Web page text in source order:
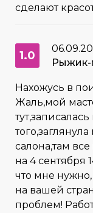
сделают
1.0
Нахожусь в
Жаль,мой
салона,там
на 4 сентября
что мне нужно,
на вашей
проблем!